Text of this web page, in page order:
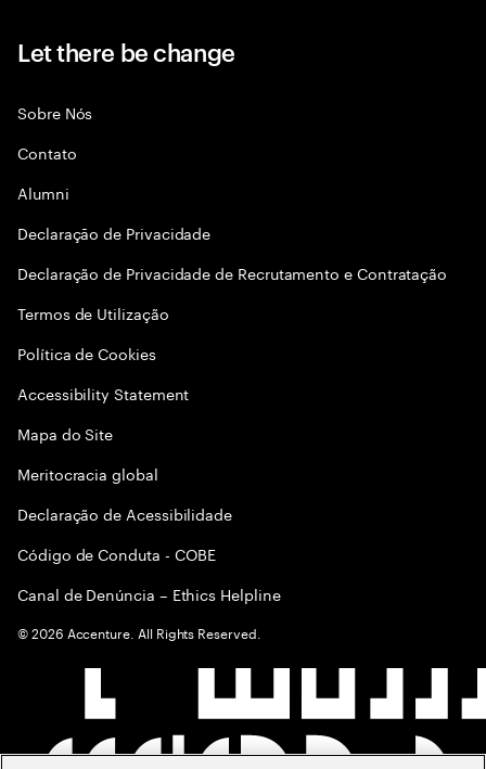
Let there be change
Sobre Nós
Contato
Alumni
Declaraçāo de Privacidade
Declaração de Privacidade de Recrutamento e Contratação
Termos de Utilização
Política de Cookies
Accessibility Statement
Mapa do Site
Meritocracia global
Declaração de Acessibilidade
Código de Conduta - COBE
Canal de Denúncia – Ethics Helpline
©2026 Accenture. All Rights Reserved.